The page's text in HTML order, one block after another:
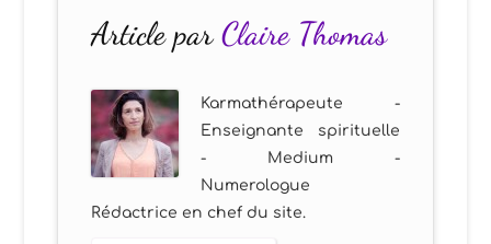
Article parClaire Thomas
Karmathérapeute -
Enseignante spirituelle
- Medium -
Numerologue
Rédactrice en chef du site.